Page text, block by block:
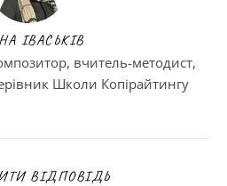
ІВАСЬКІВ
вчитель-методист,
Школи Копірайтингу
ВІДПОВІДЬ